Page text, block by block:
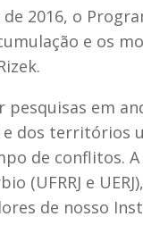
2016, o
e os
pesquisas em
dos territórios
de conflitos.
(UFRRJ e
de nosso